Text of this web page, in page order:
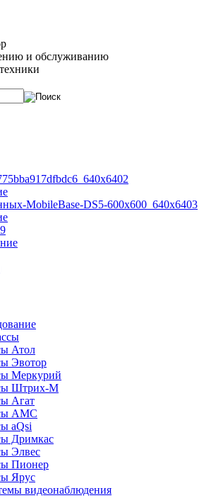
и обслуживанию
Атол
Эвотор
Меркурий
Штрих-М
Агат
АМС
aQsi
Дримкас
Элвес
Пионер
Ярус
видеонаблюдения